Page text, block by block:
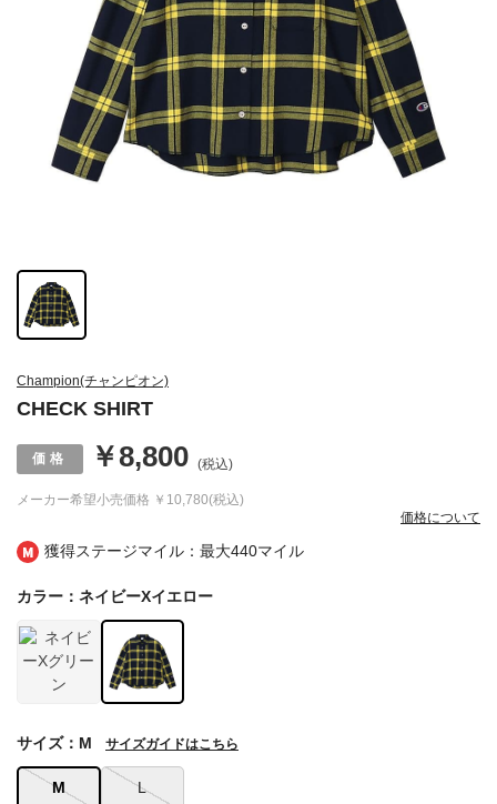
獲得ステージマイル：最大440マイル
Champion(チャンピオン)
CHECK SHIRT
メーカー希望小売価格 ￥10,780(税込)
￥8,800 (税込)
価格について
カラー：ネイビーXイエロー
M L
サイズ：M サイズガイドはこちら